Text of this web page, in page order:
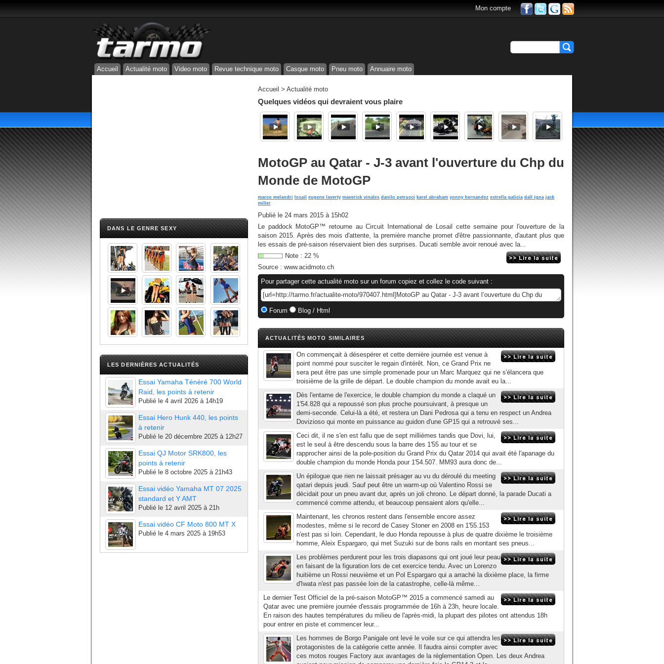
Mon compte
Accueil Actualité moto Video moto Revue technique moto Casque moto Pneu moto Annuaire moto
DANS LE GENRE SEXY
LES DERNIÈRES ACTUALITÉS
Essai Yamaha Ténéré 700 World
Raid, les points à retenir
Publié le 4 avril 2026 à 14h19
Essai Hero Hunk 440, les points
à retenir
Publié le 20 décembre 2025 à 12h27
Essai QJ Motor SRK800, les
points à retenir
Publié le 8 octobre 2025 à 21h43
Essai vidéo Yamaha MT 07 2025
standard et Y AMT
Publié le 12 avril 2025 à 21h
Essai vidéo CF Moto 800 MT X
Publié le 4 mars 2025 à 19h53
Accueil > Actualité moto
Quelques vidéos qui devraient vous plaire
MotoGP au Qatar - J-3 avant l'ouverture du Chp du
Monde de MotoGP
marco melandri losail eugene laverty maverick vinales danilo petrucci karel abraham yonny hernandez estrella galicia dall igna jack
miller
Publié le 24 mars 2015 à 15h02
Le paddock MotoGP™ retourne au Circuit International de Losail cette semaine pour l'ouverture de la
saison 2015. Après des mois d'attente, la première manche promet d'être passionnante, d'autant plus que
les essais de pré-saison réservaient bien des surprises. Ducati semble avoir renoué avec la...
Note : 22 %
Source : www.acidmoto.ch
Pour partager cette actualité moto sur un forum copiez et collez le code suivant :
Forum Blog / Html
ACTUALITÉS MOTO SIMILAIRES
On commençait à désespérer et cette dernière journée est venue à
point nommé pour susciter le regain d'intérêt. Non, ce Grand Prix ne
sera peut être pas une simple promenade pour un Marc Marquez qui ne s'élancera que
troisième de la grille de départ. Le double champion du monde avait eu la...
Dès l'entame de l'exercice, le double champion du monde a claqué un
1'54.828 qui a repoussé son plus proche poursuivant, à presque un
demi-seconde. Celui-là a été, et restera un Dani Pedrosa qui a tenu en respect un Andrea
Dovizioso qui monte en puissance au guidon d'une GP15 qui a retrouvé ses...
Ceci dit, il ne s'en est fallu que de sept millièmes tandis que Dovi, lui,
est le seul à être descendu sous la barre des 1'55 au tour et se
rapprocher ainsi de la pole-position du Grand Prix du Qatar 2014 qui avait été l'apanage du
double champion du monde Honda pour 1'54.507. MM93 aura donc de...
Un épilogue que rien ne laissait présager au vu du déroulé du meeting
qatari depuis jeudi. Sauf peut être un warm-up où Valentino Rossi se
décidait pour un pneu avant dur, après un joli chrono. Le départ donné, la parade Ducati a
commencé comme attendu, et beaucoup pensaient alors qu'elle...
Maintenant, les chronos restent dans l'ensemble encore assez
modestes, même si le record de Casey Stoner en 2008 en 1'55.153
n'est pas si loin. Cependant, le duo Honda repousse à plus de quatre dixième le troisième
homme, Aleix Espargaro, qui met Suzuki sur de bons rails en montant ses pneus...
Les problèmes perdurent pour les trois diapasons qui ont joué leur peau
en faisant de la figuration lors de cet exercice tendu. Avec un Lorenzo
huitième un Rossi neuvième et un Pol Espargaro qui a arraché la dixième place, la firme
d'Iwata n'est pas passée loin de la catastrophe, celle-là même...
Le dernier Test Officiel de la pré-saison MotoGP™ 2015 a commencé samedi au
Qatar avec une première journée d'essais programmée de 16h à 23h, heure locale.
En raison des hautes températures du milieu de l'après-midi, la plupart des pilotes ont attendus 18h
pour entrer en piste et commencer leur...
Les hommes de Borgo Panigale ont levé le voile sur ce qui attendra les
protagonistes de la catégorie cette année. Il faudra ainsi compter avec
ces motos rouges Factory aux avantages de la réglementation Open. Les deux Andrea